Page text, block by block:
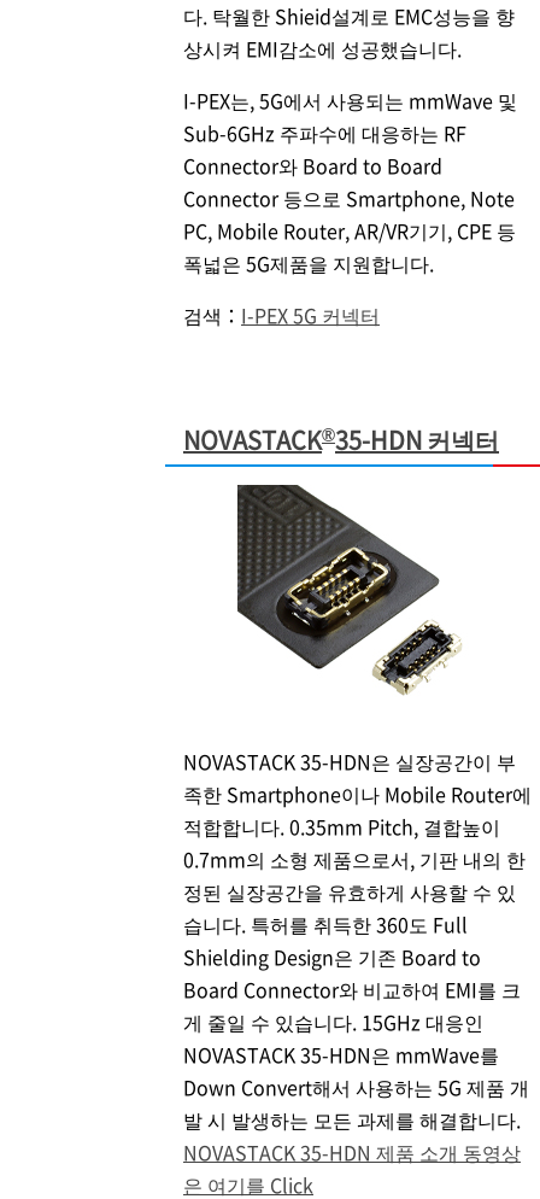
다. 탁월한 Shieid설계로 EMC성능을 향
상시켜 EMI감소에 성공했습니다.
I-PEX는, 5G에서 사용되는 mmWave 및
Sub-6GHz 주파수에 대응하는 RF
Connector와 Board to Board
Connector 등으로 Smartphone, Note
PC, Mobile Router, AR/VR기기, CPE 등
폭넓은 5G제품을 지원합니다.
검색： I-PEX5G 커넥터
NOVASTACK®35-HDN 커넥터
NOVASTACK 35-HDN은 실장공간이 부
족한 Smartphone이나 Mobile Router에
적합합니다. 0.35mm Pitch, 결합높이
0.7mm의 소형 제품으로서, 기판 내의 한
정된 실장공간을 유효하게 사용할 수 있
습니다. 특허를 취득한 360도 Full
Shielding Design은 기존 Board to
Board Connector와 비교하여 EMI를 크
게 줄일 수 있습니다. 15GHz 대응인
NOVASTACK 35-HDN은 mmWave를
Down Convert해서 사용하는 5G 제품 개
발 시 발생하는 모든 과제를 해결합니다.
NOVASTACK 35-HDN 제품 소개 동영상
은 여기를 Click